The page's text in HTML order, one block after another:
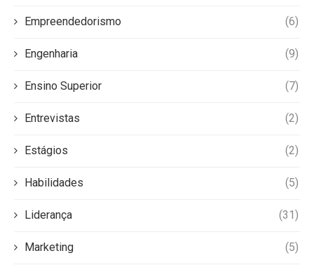
Empreendedorismo (6)
Engenharia (9)
Ensino Superior (7)
Entrevistas (2)
Estágios (2)
Habilidades (5)
Liderança (31)
Marketing (5)